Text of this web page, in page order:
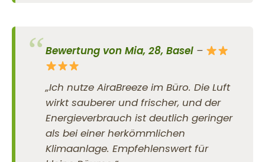
Bewertung von Mia, 28, Basel –
„Ich nutze AiraBreeze im Büro. Die Luft
wirkt sauberer und frischer, und der
Energieverbrauch ist deutlich geringer
als bei einer herkömmlichen
Klimaanlage. Empfehlenswert für